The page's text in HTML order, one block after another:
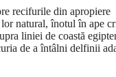
recifurile din apropiere
natural, înotul în ape
liniei de coastă
de a întâlni delfinii